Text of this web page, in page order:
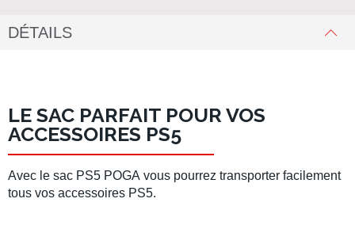
DÉTAILS
LE SAC PARFAIT POUR VOS
ACCESSOIRES PS5
Avec le sac PS5 POGA vous pourrez transporter facilement
tous vos accessoires PS5.